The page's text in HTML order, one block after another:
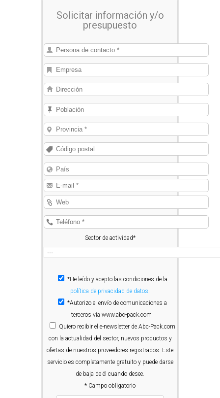
Solicitar información y/o
presupuesto
Sector de actividad*
*He leído y acepto las condiciones de la
política de privacidad de datos.
*Autorizo el envío de comunicaciones a
terceros vía www.abc-pack.com
Quiero recibir el e-newsletter de Abc-Pack.com
con la actualidad del sector, nuevos productos y
ofertas de nuestros proveedores registrados. Este
servicio es completamente gratuito y puede darse
de baja de él cuando desee.
* Campo obligatorio